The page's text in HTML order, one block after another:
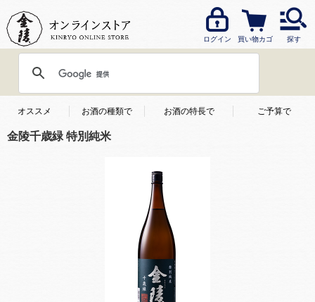
ログイン 買い物カゴ 探す
オススメ お酒の種類で お酒の特長で ご予算で
金陵千歳緑 特別純米